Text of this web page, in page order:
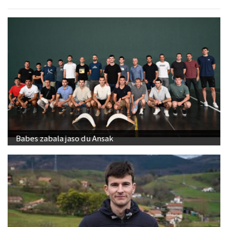
Babes zabala jaso du Ansak